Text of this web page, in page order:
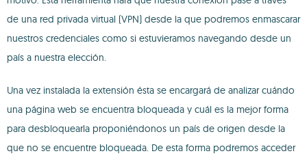
de una red privada virtual (VPN) desde la que podremos enmascarar
nuestros credenciales como si estuvieramos navegando desde un
país a nuestra elección.
Una vez instalada la extensión ésta se encargará de analizar cuándo
una página web se encuentra bloqueada y cuál es la mejor forma
para desbloquearla proponiéndonos un país de origen desde la
que no se encuentre bloqueada. De esta forma podremos acceder